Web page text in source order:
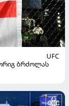
UFC
ბრძოლას